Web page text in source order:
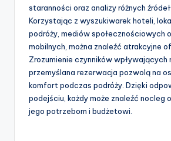
staranności oraz analizy różnych
Korzystając z wyszukiwarek hoteli,
podróży, mediów społecznościowych
mobilnych, można znaleźć atrakcyjne
Zrozumienie czynników wpływających
przemyślana rezerwacja pozwolą na
komfort podczas podróży. Dzięki
podejściu, każdy może znaleźć nocleg
jego potrzebom i budżetowi.